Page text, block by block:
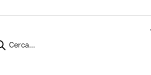
Cerca...